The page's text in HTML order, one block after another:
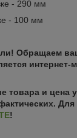
- 290 мм
- 100 мм
Обращаем
товара и цена
!